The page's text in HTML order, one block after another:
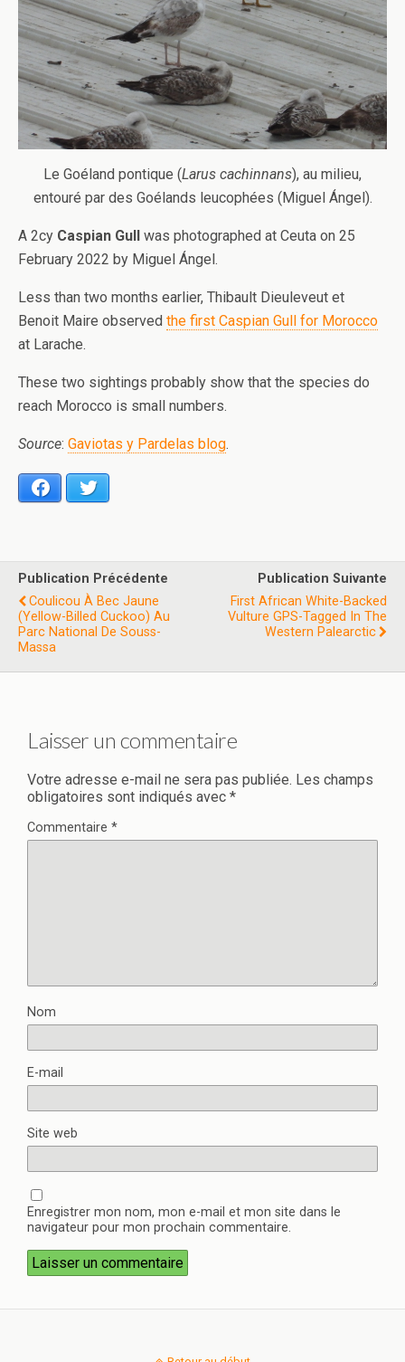
Le Goéland pontique (Larus cachinnans), au milieu,
entouré par des Goélands leucophées (Miguel Ángel).
A 2cy Caspian Gull was photographed at Ceuta on 25
February 2022 by Miguel Ángel.
Less than two months earlier, Thibault Dieuleveut et
Benoit Maire observed the first Caspian Gull for Morocco
at Larache.
These two sightings probably show that the species do
reach Morocco is small numbers.
Source: Gaviotas y Pardelas blog.
Facebook
Publication Précédente
Coulicou À Bec Jaune
(Yellow-Billed Cuckoo) Au
Parc National De Souss-
Massa
Publication Suivante
First African White-Backed
Vulture GPS-Tagged In The
Western Palearctic
Laisser un commentaire
Votre adresse e-mail ne sera pas publiée. Les champs
obligatoires sont indiqués avec *
Commentaire *
Nom
E-mail
Site web
Enregistrer mon nom, mon e-mail et mon site dans le
navigateur pour mon prochain commentaire.